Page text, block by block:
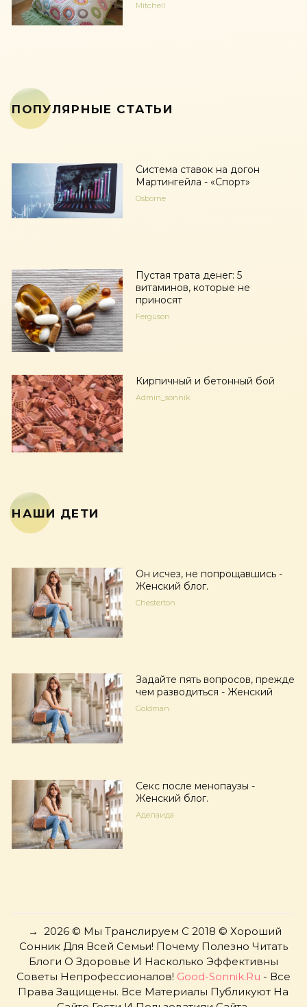
Mitchell
ПОПУЛЯРНЫЕ СТАТЬИ
Система ставок на догон
Мартингейла - «Спорт»
Osborne
Пустая трата денег: 5
витаминов, которые не
приносят
Ferguson
Кирпичный и бетонный бой
Admin_sonnik
НАШИ ДЕТИ
Он исчез, не попрощавшись -
Женский блог.
Chesterton
Задайте пять вопросов, прежде
чем разводиться - Женский
Goldman
Секс после менопаузы -
Женский блог.
Аделаида
→ 2026© Мы Транслируем С 2018 © Хороший
Сонник Для Всей Семьи! Почему Полезно Читать
Блоги О Здоровье И Насколько Эффективны
Советы Непрофессионалов! Good-Sonnik.ru - Все
Права Защищены. Все Материалы Публикуют На